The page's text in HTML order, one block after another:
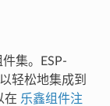
集。ESP-
轻松地集成到
在 乐鑫组件注